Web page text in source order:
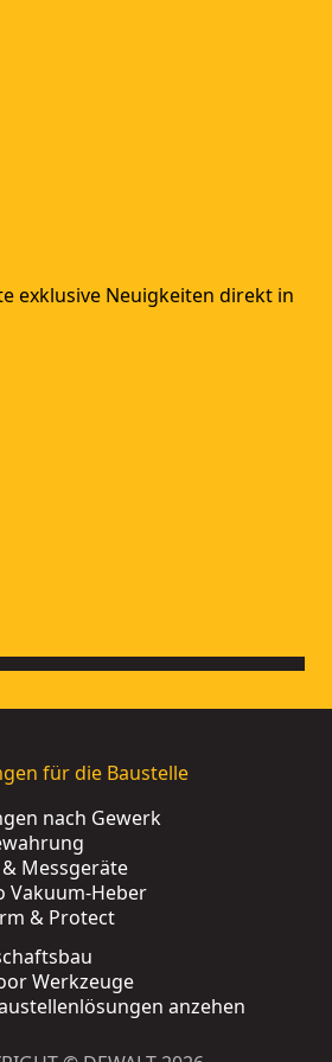
exklusive Neuigkeiten direkt in
für die Baustelle
nach Gewerk
& Messgeräte
Vakuum-Heber
& Protect
Werkzeuge
anzehen